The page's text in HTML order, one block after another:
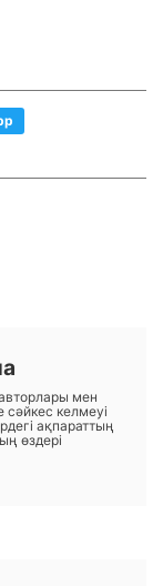
мен
сәйкес келмеуі
ақпараттың
өздері